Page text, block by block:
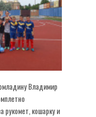
Владимир
рукомет, кошарку и